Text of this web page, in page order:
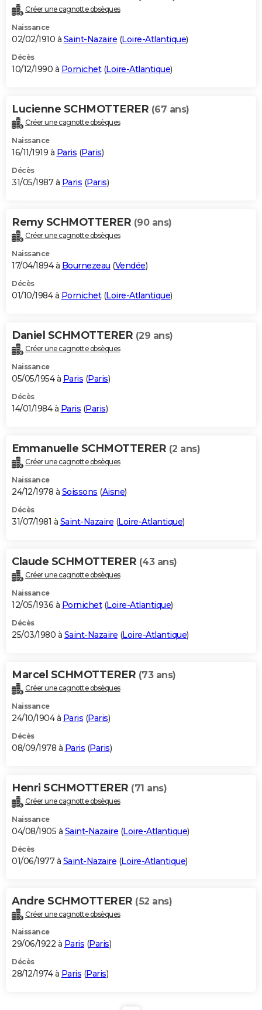
Créer une cagnotte obsèques
Naissance
02/02/1910 à Saint-Nazaire (Loire-Atlantique)
Décès
10/12/1990 à Pornichet(Loire-Atlantique)
Lucienne SCHMOTTERER (67 ans)
Créer une cagnotte obsèques
Naissance
16/11/1919 à Paris (Paris)
Décès
31/05/1987 à Paris (Paris)
Remy SCHMOTTERER (90 ans)
Créer une cagnotte obsèques
Naissance
17/04/1894 à Bournezeau (Vendée)
Décès
01/10/1984 à Pornichet(Loire-Atlantique)
Daniel SCHMOTTERER (29 ans)
Créer une cagnotte obsèques
Naissance
05/05/1954 à Paris (Paris)
Décès
14/01/1984 à Paris (Paris)
Emmanuelle SCHMOTTERER (2 ans)
Créer une cagnotte obsèques
Naissance
24/12/1978 à Soissons (Aisne)
Décès
31/07/1981 à Saint-Nazaire (Loire-Atlantique)
Claude SCHMOTTERER (43 ans)
Créer une cagnotte obsèques
Naissance
12/05/1936 à Pornichet(Loire-Atlantique)
Décès
25/03/1980 à Saint-Nazaire (Loire-Atlantique)
Marcel SCHMOTTERER (73 ans)
Créer une cagnotte obsèques
Naissance
24/10/1904 à Paris (Paris)
Décès
08/09/1978 à Paris (Paris)
Henri SCHMOTTERER (71 ans)
Créer une cagnotte obsèques
Naissance
04/08/1905 à Saint-Nazaire (Loire-Atlantique)
Décès
01/06/1977 à Saint-Nazaire (Loire-Atlantique)
Andre SCHMOTTERER (52 ans)
Créer une cagnotte obsèques
Naissance
29/06/1922 à Paris (Paris)
Décès
28/12/1974 à Paris (Paris)